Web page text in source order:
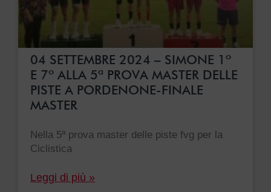
04 SETTEMBRE 2024 – SIMONE 1º
E 7º ALLA 5ª PROVA MASTER DELLE
PISTE A PORDENONE-FINALE
MASTER
Nella 5ª prova master delle piste fvg per la
Ciclistica
Leggi di più »